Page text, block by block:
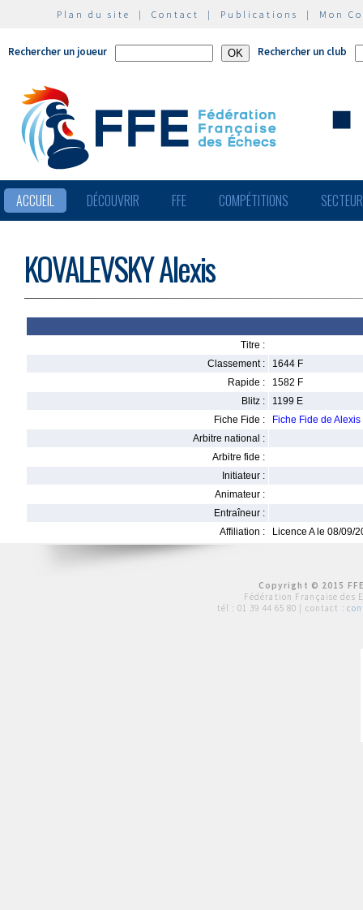
Plan du site | Contact | Publications | Mon
Rechercher un joueur Rechercher un club
ACCUEIL DÉCOUVRIR FFE COMPÉTITIONS
KOVALEVSKY Alexis
Titre :
Classement :
1644 F
Rapide :
1582 F
Blitz :
1199 E
Fiche Fide :
Fiche Fide de
Arbitre national :
Arbitre fide :
Initiateur :
Animateur :
Entraîneur :
Affiliation :
Licence A le 08/09/
Copyright © 2015
Fédération Française des
tél : 01 39 44 65 80 | contact :